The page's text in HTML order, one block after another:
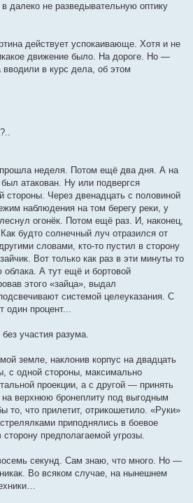
далеко не разведывательную оптику
действует успокаивающе. Хотя и не
движение было. На дороге. Но —
в курс дела, об этом
прошла неделя. Потом ещё два дня. А на
атакован. Ну или подвергся
стороны. Через двенадцать с половиной
наблюдения на том берегу реки, у
огонёк. Потом ещё раз. И, наконец,
будто солнечный луч отразился от
словами, кто-то пустил в сторону
Вот только как раз в эти минуты то
А тут ещё и бортовой
этого «зайца», выдал
системой целеуказания. С
один процент...
участия разума.
земле, наклонив корпус на двадцать
с одной стороны, максимально
проекции, а с другой — принять
верхнюю бронеплиту под выгодным
то, что прилетит, отрикошетило. «Руки»
приподнялись в боевое
предполагаемой угрозы.
секунд. Сам знаю, что много. Но —
Во всяком случае, на нынешнем